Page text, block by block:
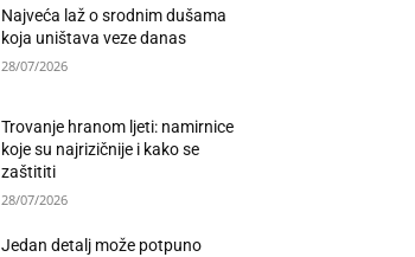
Najveća laž o srodnim dušama
koja uništava veze danas
28/07/2026
Trovanje hranom ljeti: namirnice
koje su najrizičnije i kako se
zaštititi
28/07/2026
Jedan detalj može potpuno